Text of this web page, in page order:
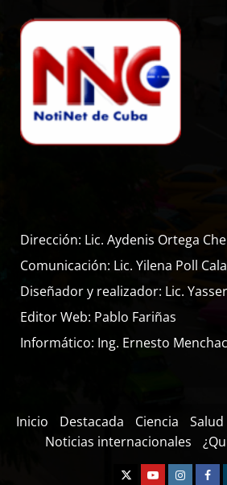
Dirección: Lic. Aydenis Ortega Che
Comunicación: Lic. Yilena Poll Cala
Diseñador y realizador: Lic.
Editor Web: Pablo Fariñas
Informático: Ing. Ernesto
Inicio Destacada Ciencia Salud
Noticias internacionales